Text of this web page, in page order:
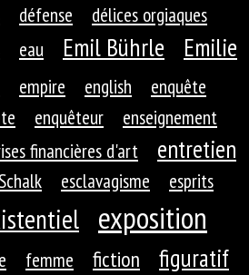
défense
délices orgiaques
eau Emil Bührle
Emilie
empire english
enquête
enquêteur
enseignement
financières d'art entretien
esclavagisme esprits
exposition
femme fiction figuratif